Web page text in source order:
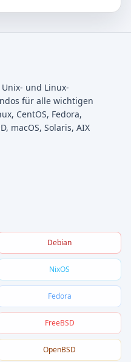
und Linux-
für alle wichtigen
CentOS, Fedora,
macOS, Solaris, AIX
Debian
NixOS
Fedora
FreeBSD
OpenBSD